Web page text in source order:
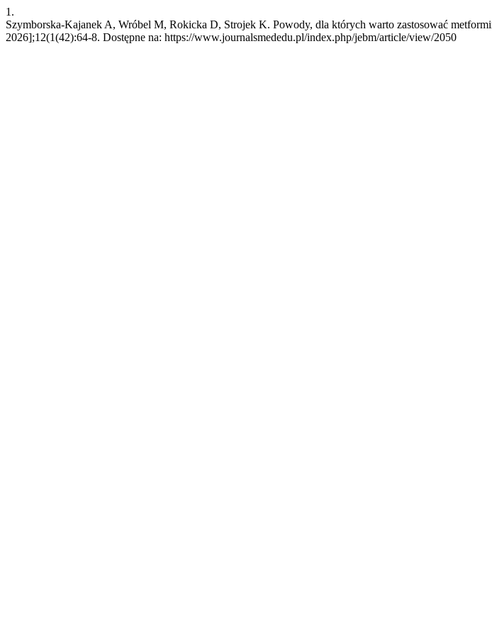
1.
Szymborska-Kajanek A, Wróbel M, Rokicka D, Strojek K. Powody, dla których warto zastosować
2026];12(1(42):64-8. Dostępne na: https://www.journalsmededu.pl/index.php/jebm/article/view/2050